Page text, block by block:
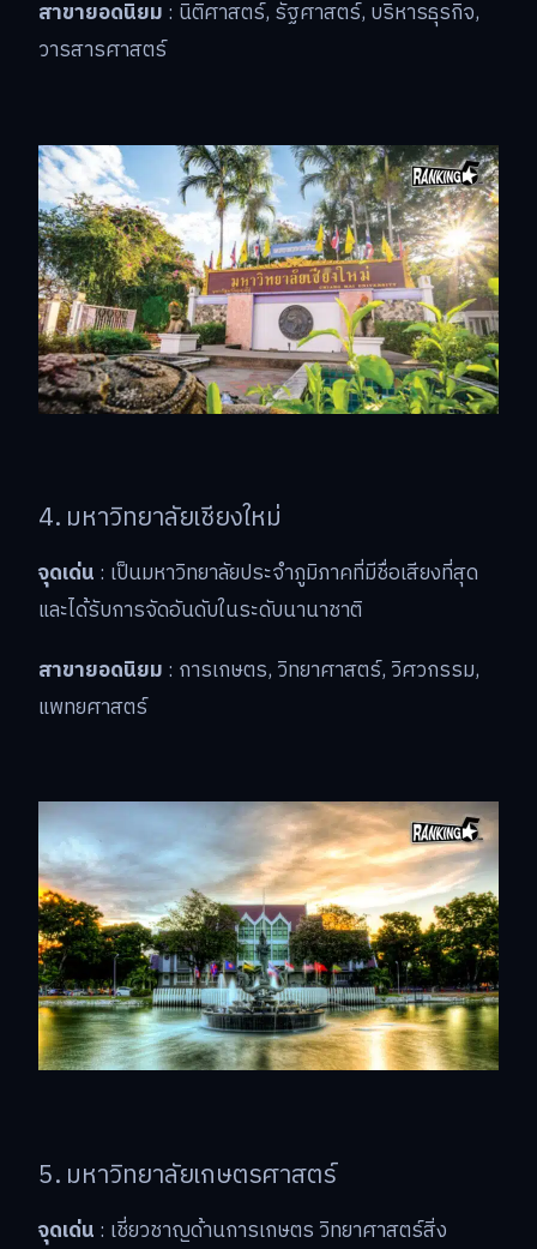
สาขายอดนิยม : นิติศาสตร์, รัฐศาสตร์, บริหารธุรกิจ,
วารสารศาสตร์
4. มหาวิทยาลัยเชียงใหม่
จุดเด่น : เป็นมหาวิทยาลัยประจำภูมิภาคที่มีชื่อเสียงที่สุด
และได้รับการจัดอันดับในระดับนานาชาติ
สาขายอดนิยม : การเกษตร, วิทยาศาสตร์, วิศวกรรม,
แพทยศาสตร์
5. มหาวิทยาลัยเกษตรศาสตร์
จุดเด่น : เชี่ยวชาญด้านการเกษตร วิทยาศาสตร์สิ่ง